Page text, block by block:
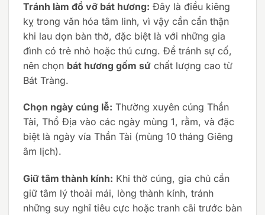
Tránh làm đổ vỡ bát hương: Đây là điều kiêng
kỵ trong văn hóa tâm linh, vì vậy cần cẩn thận
khi lau dọn bàn thờ, đặc biệt là với những gia
đình có trẻ nhỏ hoặc thú cưng. Để tránh sự cố,
nên chọn bát hương gốm sứ chất lượng cao từ
Bát Tràng.
Chọn ngày cúng lễ: Thường xuyên cúng Thần
Tài, Thổ Địa vào các ngày mùng 1, rằm, và đặc
biệt là ngày vía Thần Tài (mùng 10 tháng Giêng
âm lịch).
Giữ tâm thành kính: Khi thờ cúng, gia chủ cần
giữ tâm lý thoải mái, lòng thành kính, tránh
những suy nghĩ tiêu cực hoặc tranh cãi trước bàn